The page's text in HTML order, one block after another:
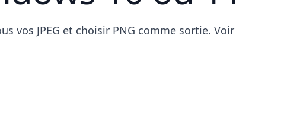
vos JPEG et choisir PNG comme sortie. Voir